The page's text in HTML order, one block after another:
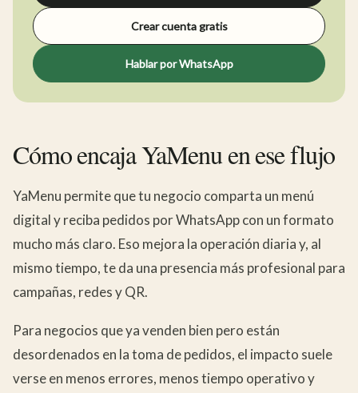
Crear cuenta gratis
Hablar por WhatsApp
Cómo encaja YaMenu en ese flujo
YaMenu permite que tu negocio comparta un menú
digital y reciba pedidos por WhatsApp con un formato
mucho más claro. Eso mejora la operación diaria y, al
mismo tiempo, te da una presencia más profesional para
campañas, redes y QR.
Para negocios que ya venden bien pero están
desordenados en la toma de pedidos, el impacto suele
verse en menos errores, menos tiempo operativo y